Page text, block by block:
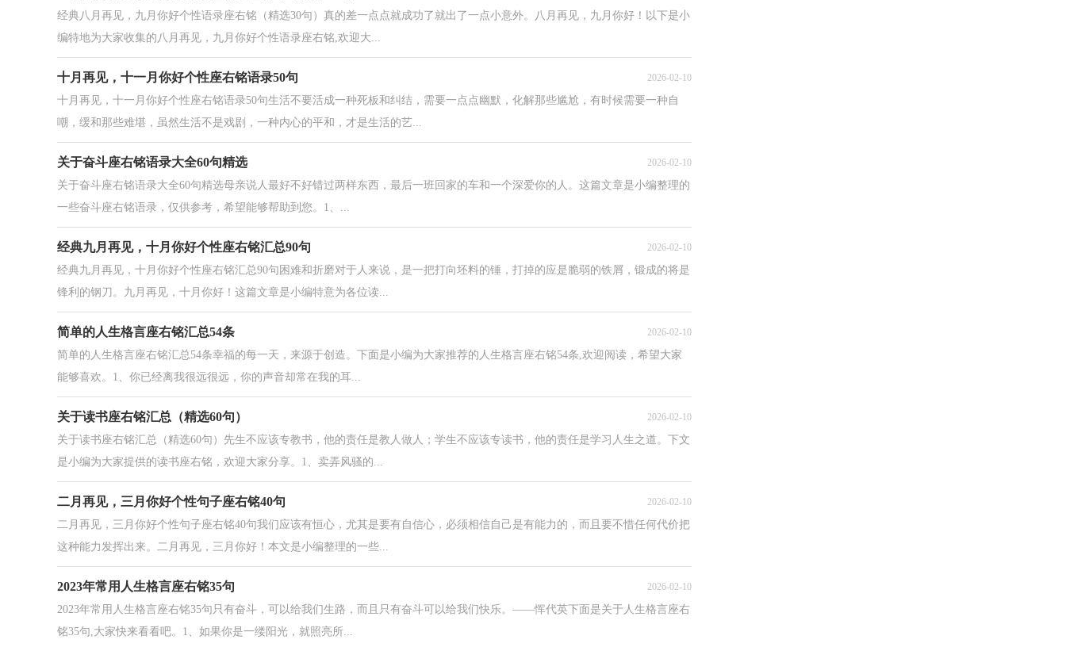
经典八月再见，九月你好个性语录座右铭（精选30句）真的差一点点就成功了就出了一点小意外。八月再见，九月你好！以下是小
编特地为大家收集的八月再见，九月你好个性语录座右铭,欢迎大...
十月再见，十一月你好个性座右铭语录50句 2026-02-10
十月再见，十一月你好个性座右铭语录50句生活不要活成一种死板和纠结，需要一点点幽默，化解那些尴尬，有时候需要一种自
嘲，缓和那些难堪，虽然生活不是戏剧，一种内心的平和，才是生活的艺...
关于奋斗座右铭语录大全60句精选 2026-02-10
关于奋斗座右铭语录大全60句精选母亲说人最好不好错过两样东西，最后一班回家的车和一个深爱你的人。这篇文章是小编整理的
一些奋斗座右铭语录，仅供参考，希望能够帮助到您。1、...
经典九月再见，十月你好个性座右铭汇总90句 2026-02-10
经典九月再见，十月你好个性座右铭汇总90句困难和折磨对于人来说，是一把打向坯料的锤，打掉的应是脆弱的铁屑，锻成的将是
锋利的钢刀。九月再见，十月你好！这篇文章是小编特意为各位读...
简单的人生格言座右铭汇总54条 2026-02-10
简单的人生格言座右铭汇总54条幸福的每一天，来源于创造。下面是小编为大家推荐的人生格言座右铭54条,欢迎阅读，希望大家
能够喜欢。1、你已经离我很远很远，你的声音却常在我的耳...
关于读书座右铭汇总（精选60句） 2026-02-10
关于读书座右铭汇总（精选60句）先生不应该专教书，他的责任是教人做人；学生不应该专读书，他的责任是学习人生之道。下文
是小编为大家提供的读书座右铭，欢迎大家分享。1、卖弄风骚的...
二月再见，三月你好个性句子座右铭40句 2026-02-10
二月再见，三月你好个性句子座右铭40句我们应该有恒心，尤其是要有自信心，必须相信自己是有能力的，而且要不惜任何代价把
这种能力发挥出来。二月再见，三月你好！本文是小编整理的一些...
2023年常用人生格言座右铭35句 2026-02-10
2023年常用人生格言座右铭35句只有奋斗，可以给我们生路，而且只有奋斗可以给我们快乐。——恽代英下面是关于人生格言座右
铭35句,大家快来看看吧。1、如果你是一缕阳光，就照亮所...